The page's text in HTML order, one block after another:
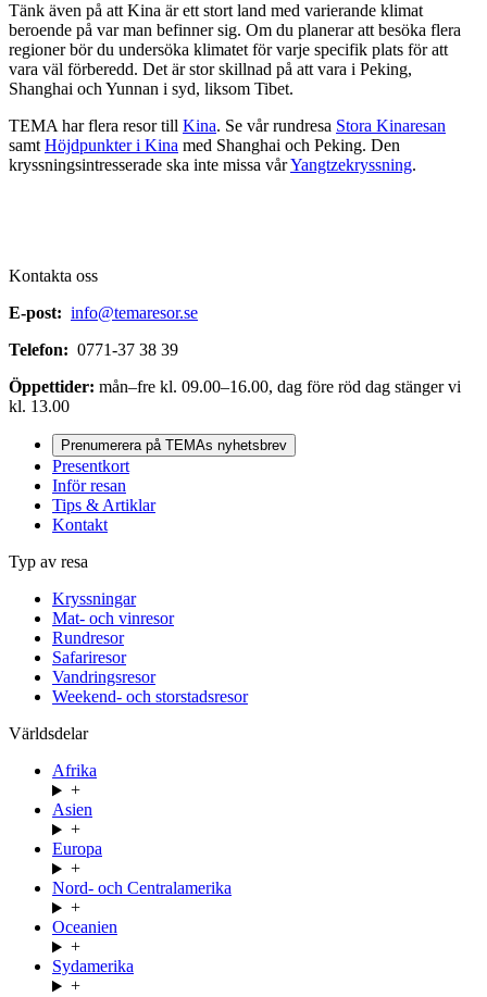
Tänk även på att Kina är ett stort land med varierande klimat
beroende på var man befinner sig. Om du planerar att besöka flera
regioner bör du undersöka klimatet för varje specifik plats för att
vara väl förberedd. Det är stor skillnad på att vara i Peking,
Shanghai och Yunnan i syd, liksom Tibet.
TEMA har flera resor till Kina. Se vår rundresa Stora Kinaresan
samtHöjdpunkter i Kina med Shanghai och Peking. Den
kryssningsintresserade ska inte missa vårYangtzekryssning.
Kontakta oss
E-post: info@temaresor.se
Telefon: 0771-37 38 39
Öppettider: mån–fre kl. 09.00–16.00, dag före röd dag stänger vi
kl. 13.00
Prenumerera på TEMAs nyhetsbrev
Presentkort
Inför resan
Tips & Artiklar
Kontakt
Typ av resa
Kryssningar
Mat- och vinresor
Rundresor
Safariresor
Vandringsresor
Weekend- och storstadsresor
Världsdelar
Afrika
+
Asien
+
Europa
+
Nord- och Centralamerika
+
Oceanien
+
Sydamerika
+